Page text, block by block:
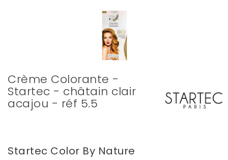
Crème Colorante -
Startec - châtain clair
acajou - réf 5.5
Startec Color By Nature